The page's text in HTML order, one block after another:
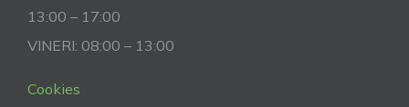
13:00 – 17:00
VINERI: 08:00 – 13:00
Cookies